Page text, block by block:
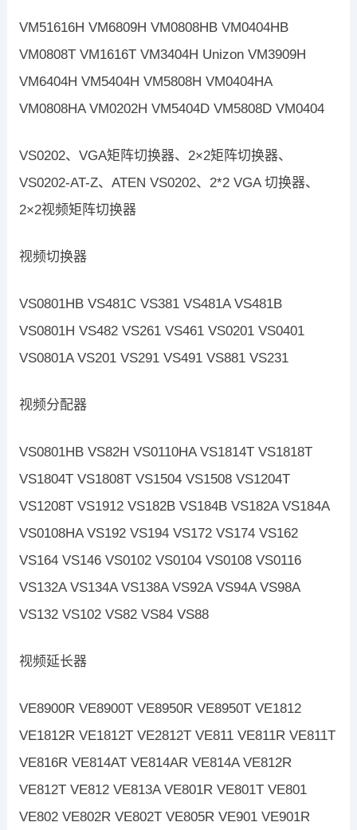
VM51616H VM6809H VM0808HB VM0404HB
VM0808T VM1616T VM3404H Unizon VM3909H
VM6404H VM5404H VM5808H VM0404HA
VM0808HA VM0202H VM5404D VM5808D VM0404
VS0202、VGA矩阵切换器、2×2矩阵切换器、
VS0202-AT-Z、ATEN VS0202、2*2 VGA 切换器、
2×2视频矩阵切换器
视频切换器
VS0801HB VS481C VS381 VS481A VS481B
VS0801H VS482 VS261 VS461 VS0201 VS0401
VS0801A VS201 VS291 VS491 VS881 VS231
视频分配器
VS0801HB VS82H VS0110HA VS1814T VS1818T
VS1804T VS1808T VS1504 VS1508 VS1204T
VS1208T VS1912 VS182B VS184B VS182A VS184A
VS0108HA VS192 VS194 VS172 VS174 VS162
VS164 VS146 VS0102 VS0104 VS0108 VS0116
VS132A VS134A VS138A VS92A VS94A VS98A
VS132 VS102 VS82 VS84 VS88
视频延长器
VE8900R VE8900T VE8950R VE8950T VE1812
VE1812R VE1812T VE2812T VE811 VE811R VE811T
VE816R VE814AT VE814AR VE814A VE812R
VE812T VE812 VE813A VE801R VE801T VE801
VE802 VE802R VE802T VE805R VE901 VE901R